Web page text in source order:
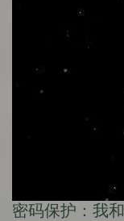
密码保护：我